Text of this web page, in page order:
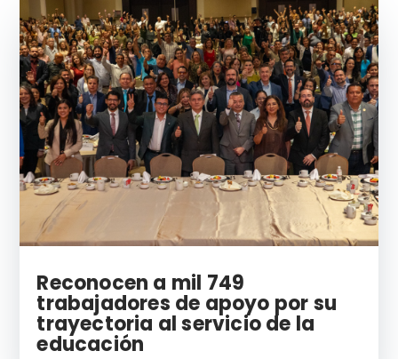
Reconocen a mil 749
trabajadores de apoyo por su
trayectoria al servicio de la
educación